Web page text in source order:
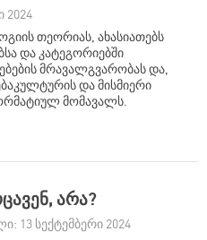
2024
თეორიას, ახასიათებს
და კატეგორიებში
მრავალგვარობას და,
და მისმიერი
მომავალს.
არა?
13 სექტემბერი 2024